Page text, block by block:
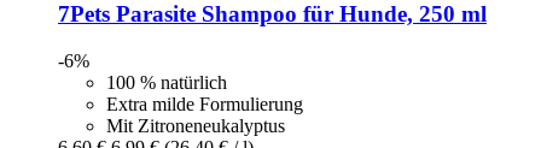
7Pets Parasite Shampoo für Hunde, 250 ml
-6%
100 % natürlich
Extra milde Formulierung
Mit Zitroneneukalyptus